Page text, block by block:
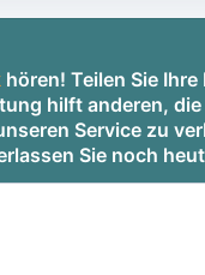
hören! Teilen Sie
hilft anderen,
Service zu
Sie noch